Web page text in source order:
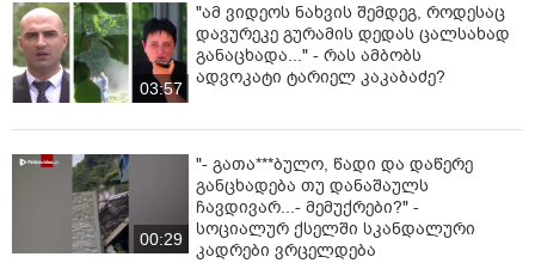
03:57
"ამ ვიდეოს ნახვის შემდეგ, როდესაც
დავურეკე გურამის დედას ცალსახად
განაცხადა..." - რას ამბობს
ადვოკატი ტარიელ კაკაბაძე?
00:29
"- გათა***ბულო, წადი და დაწერე
განცხადება თუ დანაშაულს
ჩავდივარ...- მემუქრები?" -
სოციალურ ქსელში სკანდალური
კადრები ვრცელდება